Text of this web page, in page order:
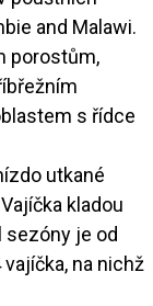
and Malawi.
porostům,
s řídce
utkané
kladou
sezóny je od
na nichž